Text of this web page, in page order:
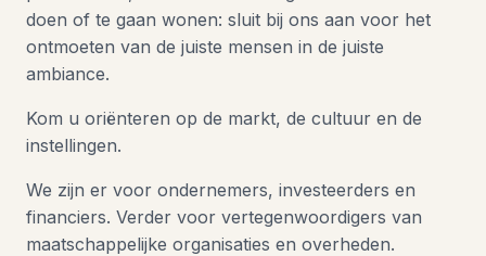
doen of te gaan wonen: sluit bij ons aan voor het
ontmoeten van de juiste mensen in de juiste
ambiance.
Kom u oriënteren op de markt, de cultuur en de
instellingen.
We zijn er voor ondernemers, investeerders en
financiers. Verder voor vertegenwoordigers van
maatschappelijke organisaties en overheden.